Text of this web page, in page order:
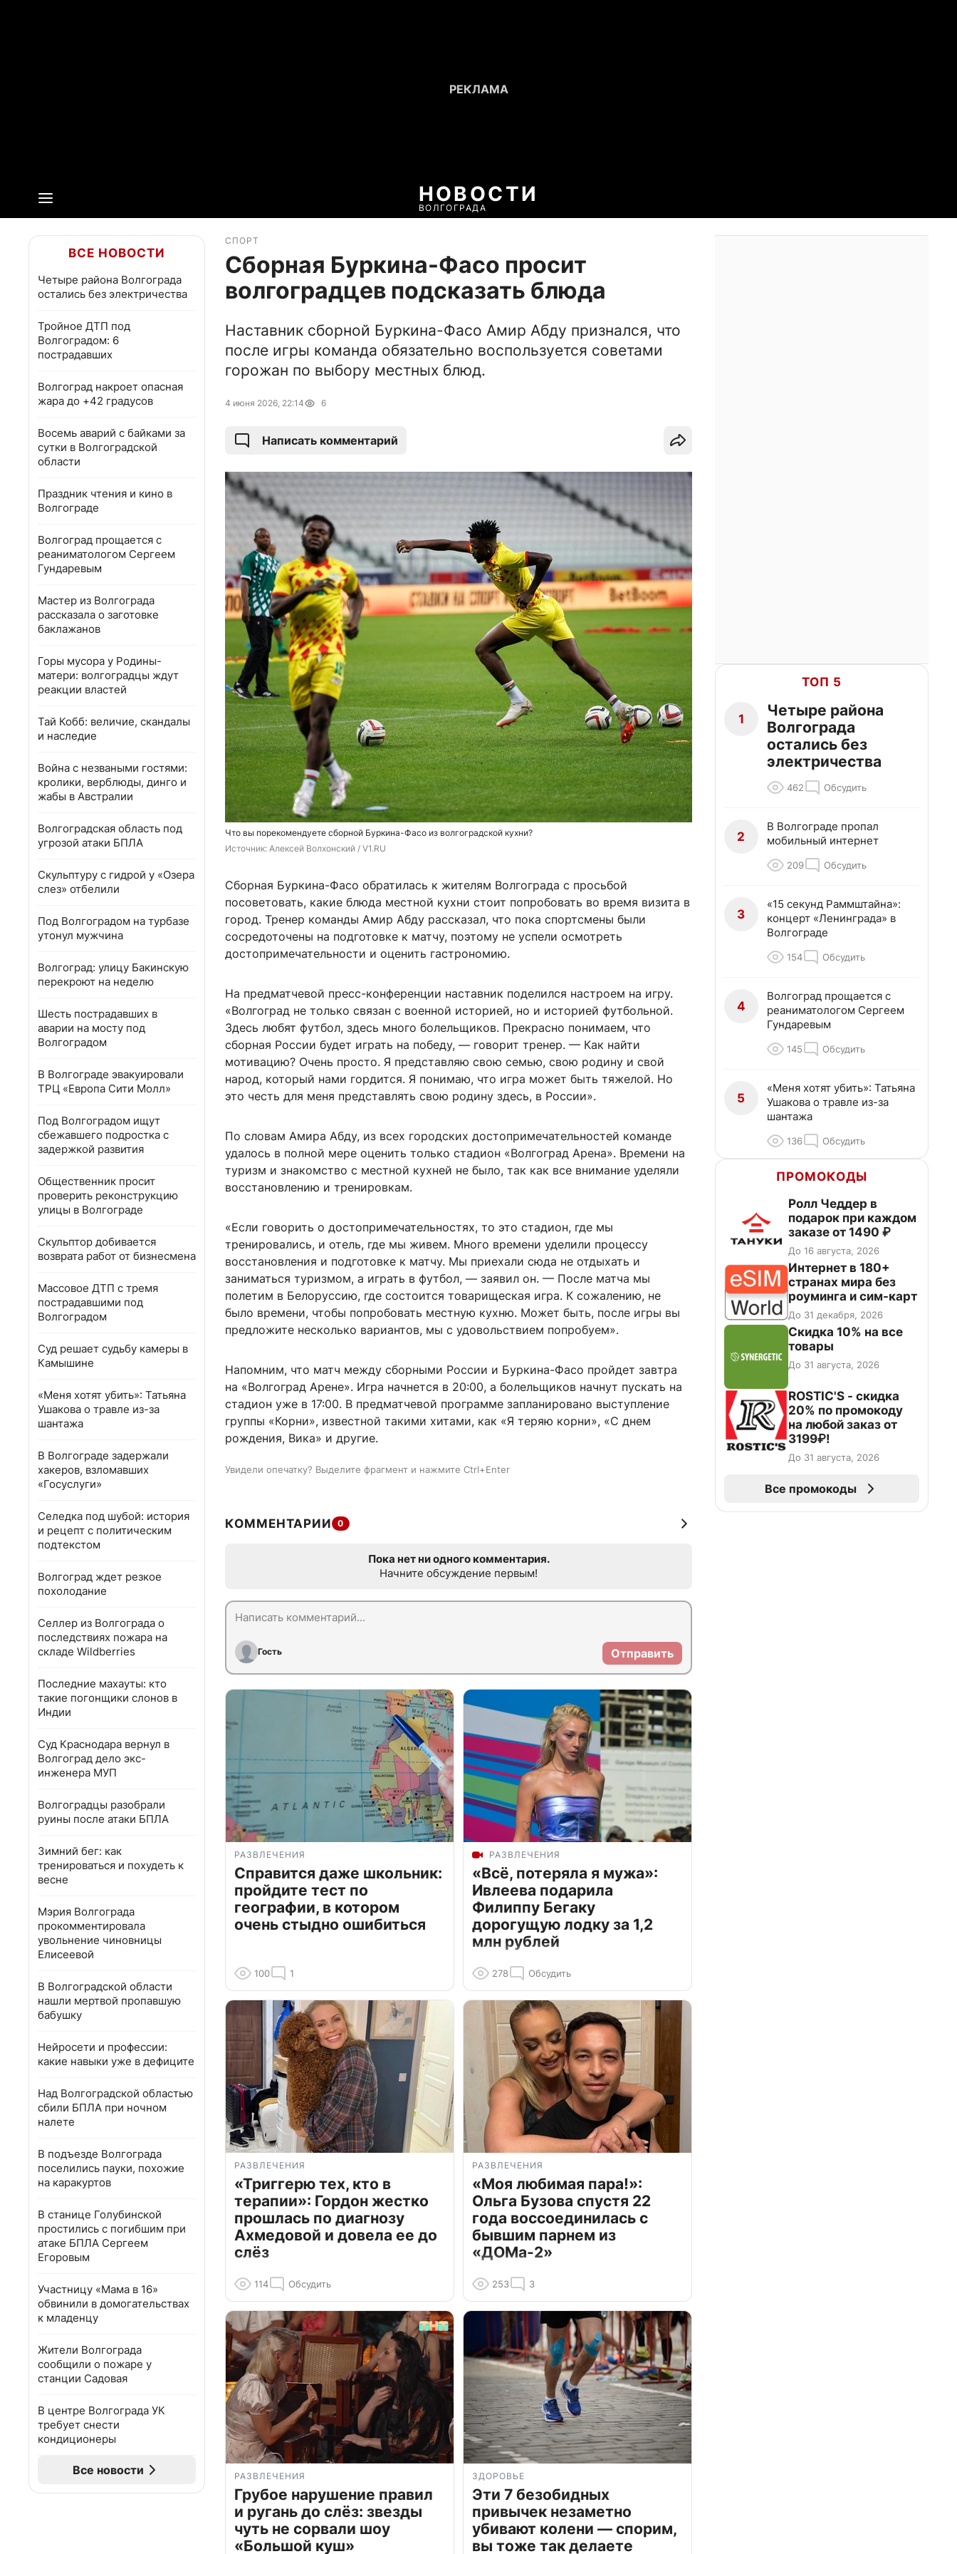
НОВОСТИ
ВОЛГОГРАДА
ВСЕ НОВОСТИ
Четыре района Волгограда
остались без электричества
Тройное ДТП под
Волгоградом: 6
пострадавших
Волгоград накроет опасная
жара до +42 градусов
Восемь аварий с байками за
сутки в Волгоградской
области
Праздник чтения и кино в
Волгограде
Волгоград прощается с
реаниматологом Сергеем
Гундаревым
Мастер из Волгограда
рассказала о заготовке
баклажанов
Горы мусора у Родины-
матери: волгоградцы ждут
реакции властей
Тай Кобб: величие, скандалы
и наследие
Война с незваными гостями:
кролики, верблюды, динго и
жабы в Австралии
Волгоградская область под
угрозой атаки БПЛА
Скульптуру с гидрой у «Озера
слез» отбелили
Под Волгоградом на турбазе
утонул мужчина
Волгоград: улицу Бакинскую
перекроют на неделю
Шесть пострадавших в
аварии на мосту под
Волгоградом
В Волгограде эвакуировали
ТРЦ «Европа Сити Молл»
Под Волгоградом ищут
сбежавшего подростка с
задержкой развития
Общественник просит
проверить реконструкцию
улицы в Волгограде
Скульптор добивается
возврата работ от бизнесмена
Массовое ДТП с тремя
пострадавшими под
Волгоградом
Суд решает судьбу камеры в
Камышине
«Меня хотят убить»: Татьяна
Ушакова о травле из-за
шантажа
В Волгограде задержали
хакеров, взломавших
«Госуслуги»
Селедка под шубой: история
и рецепт с политическим
подтекстом
Волгоград ждет резкое
похолодание
Селлер из Волгограда о
последствиях пожара на
складе Wildberries
Последние махауты: кто
такие погонщики слонов в
Индии
Суд Краснодара вернул в
Волгоград дело экс-
инженера МУП
Волгоградцы разобрали
руины после атаки БПЛА
Зимний бег: как
тренироваться и похудеть к
весне
Мэрия Волгограда
прокомментировала
увольнение чиновницы
Елисеевой
В Волгоградской области
нашли мертвой пропавшую
бабушку
Нейросети и профессии:
какие навыки уже в дефиците
Над Волгоградской областью
сбили БПЛА при ночном
налете
В подъезде Волгограда
поселились пауки, похожие
на каракуртов
В станице Голубинской
простились с погибшим при
атаке БПЛА Сергеем
Егоровым
Участницу «Мама в 16»
обвинили в домогательствах
к младенцу
Жители Волгограда
сообщили о пожаре у
станции Садовая
В центре Волгограда УК
требует снести
кондиционеры
Все новости
СПОРТ
Сборная Буркина-Фасо просит
волгоградцев подсказать блюда
Наставник сборной Буркина-Фасо Амир Абду признался, что
после игры команда обязательно воспользуется советами
горожан по выбору местных блюд.
4 июня 2026, 22:14 6
Написать комментарий
Что вы порекомендуете сборной Буркина-Фасо из волгоградской кухни?
Источник: Алексей Волхонский / V1.RU
Сборная Буркина-Фасо обратилась к жителям Волгограда с просьбой
посоветовать, какие блюда местной кухни стоит попробовать во время визита в
город. Тренер команды Амир Абду рассказал, что пока спортсмены были
сосредоточены на подготовке к матчу, поэтому не успели осмотреть
достопримечательности и оценить гастрономию.
На предматчевой пресс-конференции наставник поделился настроем на игру.
«Волгоград не только связан с военной историей, но и историей футбольной.
Здесь любят футбол, здесь много болельщиков. Прекрасно понимаем, что
сборная России будет играть на победу, — говорит тренер. — Как найти
мотивацию? Очень просто. Я представляю свою семью, свою родину и свой
народ, который нами гордится. Я понимаю, что игра может быть тяжелой. Но
это честь для меня представлять свою родину здесь, в России».
По словам Амира Абду, из всех городских достопримечательностей команде
удалось в полной мере оценить только стадион «Волгоград Арена». Времени на
туризм и знакомство с местной кухней не было, так как все внимание уделяли
восстановлению и тренировкам.
«Если говорить о достопримечательностях, то это стадион, где мы
тренировались, и отель, где мы живем. Много времени уделили процессу
восстановления и подготовке к матчу. Мы приехали сюда не отдыхать и
заниматься туризмом, а играть в футбол, — заявил он. — После матча мы
полетим в Белоруссию, где состоится товарищеская игра. К сожалению, не
было времени, чтобы попробовать местную кухню. Может быть, после игры вы
предложите несколько вариантов, мы с удовольствием попробуем».
Напомним, что матч между сборными России и Буркина-Фасо пройдет завтра
на «Волгоград Арене». Игра начнется в 20:00, а болельщиков начнут пускать на
стадион уже в 17:00. В предматчевой программе запланировано выступление
группы «Корни», известной такими хитами, как «Я теряю корни», «С днем
рождения, Вика» и другие.
Увидели опечатку? Выделите фрагмент и нажмите Ctrl+Enter
КОММЕНТАРИИ 0
Пока нет ни одного комментария.
Начните обсуждение первым!
Гость Отправить
РАЗВЛЕЧЕНИЯ
Справится даже школьник:
пройдите тест по
географии, в котором
очень стыдно ошибиться
100 1
РАЗВЛЕЧЕНИЯ
«Всё, потеряла я мужа»:
Ивлеева подарила
Филиппу Бегаку
дорогущую лодку за 1,2
млн рублей
278 Обсудить
РАЗВЛЕЧЕНИЯ
«Триггерю тех, кто в
терапии»: Гордон жестко
прошлась по диагнозу
Ахмедовой и довела ее до
слёз
114 Обсудить
РАЗВЛЕЧЕНИЯ
«Моя любимая пара!»:
Ольга Бузова спустя 22
года воссоединилась с
бывшим парнем из
«ДОМа-2»
253 3
РАЗВЛЕЧЕНИЯ
Грубое нарушение правил
и ругань до слёз: звезды
чуть не сорвали шоу
«Большой куш»
ЗДОРОВЬЕ
Эти 7 безобидных
привычек незаметно
убивают колени — спорим,
вы тоже так делаете
ТОП 5
1
Четыре района
Волгограда
остались без
электричества
462 Обсудить
2
В Волгограде пропал
мобильный интернет
209 Обсудить
3
«15 секунд Раммштайна»:
концерт «Ленинграда» в
Волгограде
154 Обсудить
4
Волгоград прощается с
реаниматологом Сергеем
Гундаревым
145 Обсудить
5
«Меня хотят убить»: Татьяна
Ушакова о травле из-за
шантажа
136 Обсудить
ПРОМОКОДЫ
Ролл Чеддер в
подарок при каждом
заказе от 1490 ₽
До 16 августа, 2026
Интернет в 180+
странах мира без
роуминга и сим-карт
До 31 декабря, 2026
Скидка 10% на все
товары
До 31 августа, 2026
ROSTIC'S - скидка
20% по промокоду
на любой заказ от
3199₽!
До 31 августа, 2026
Все промокоды